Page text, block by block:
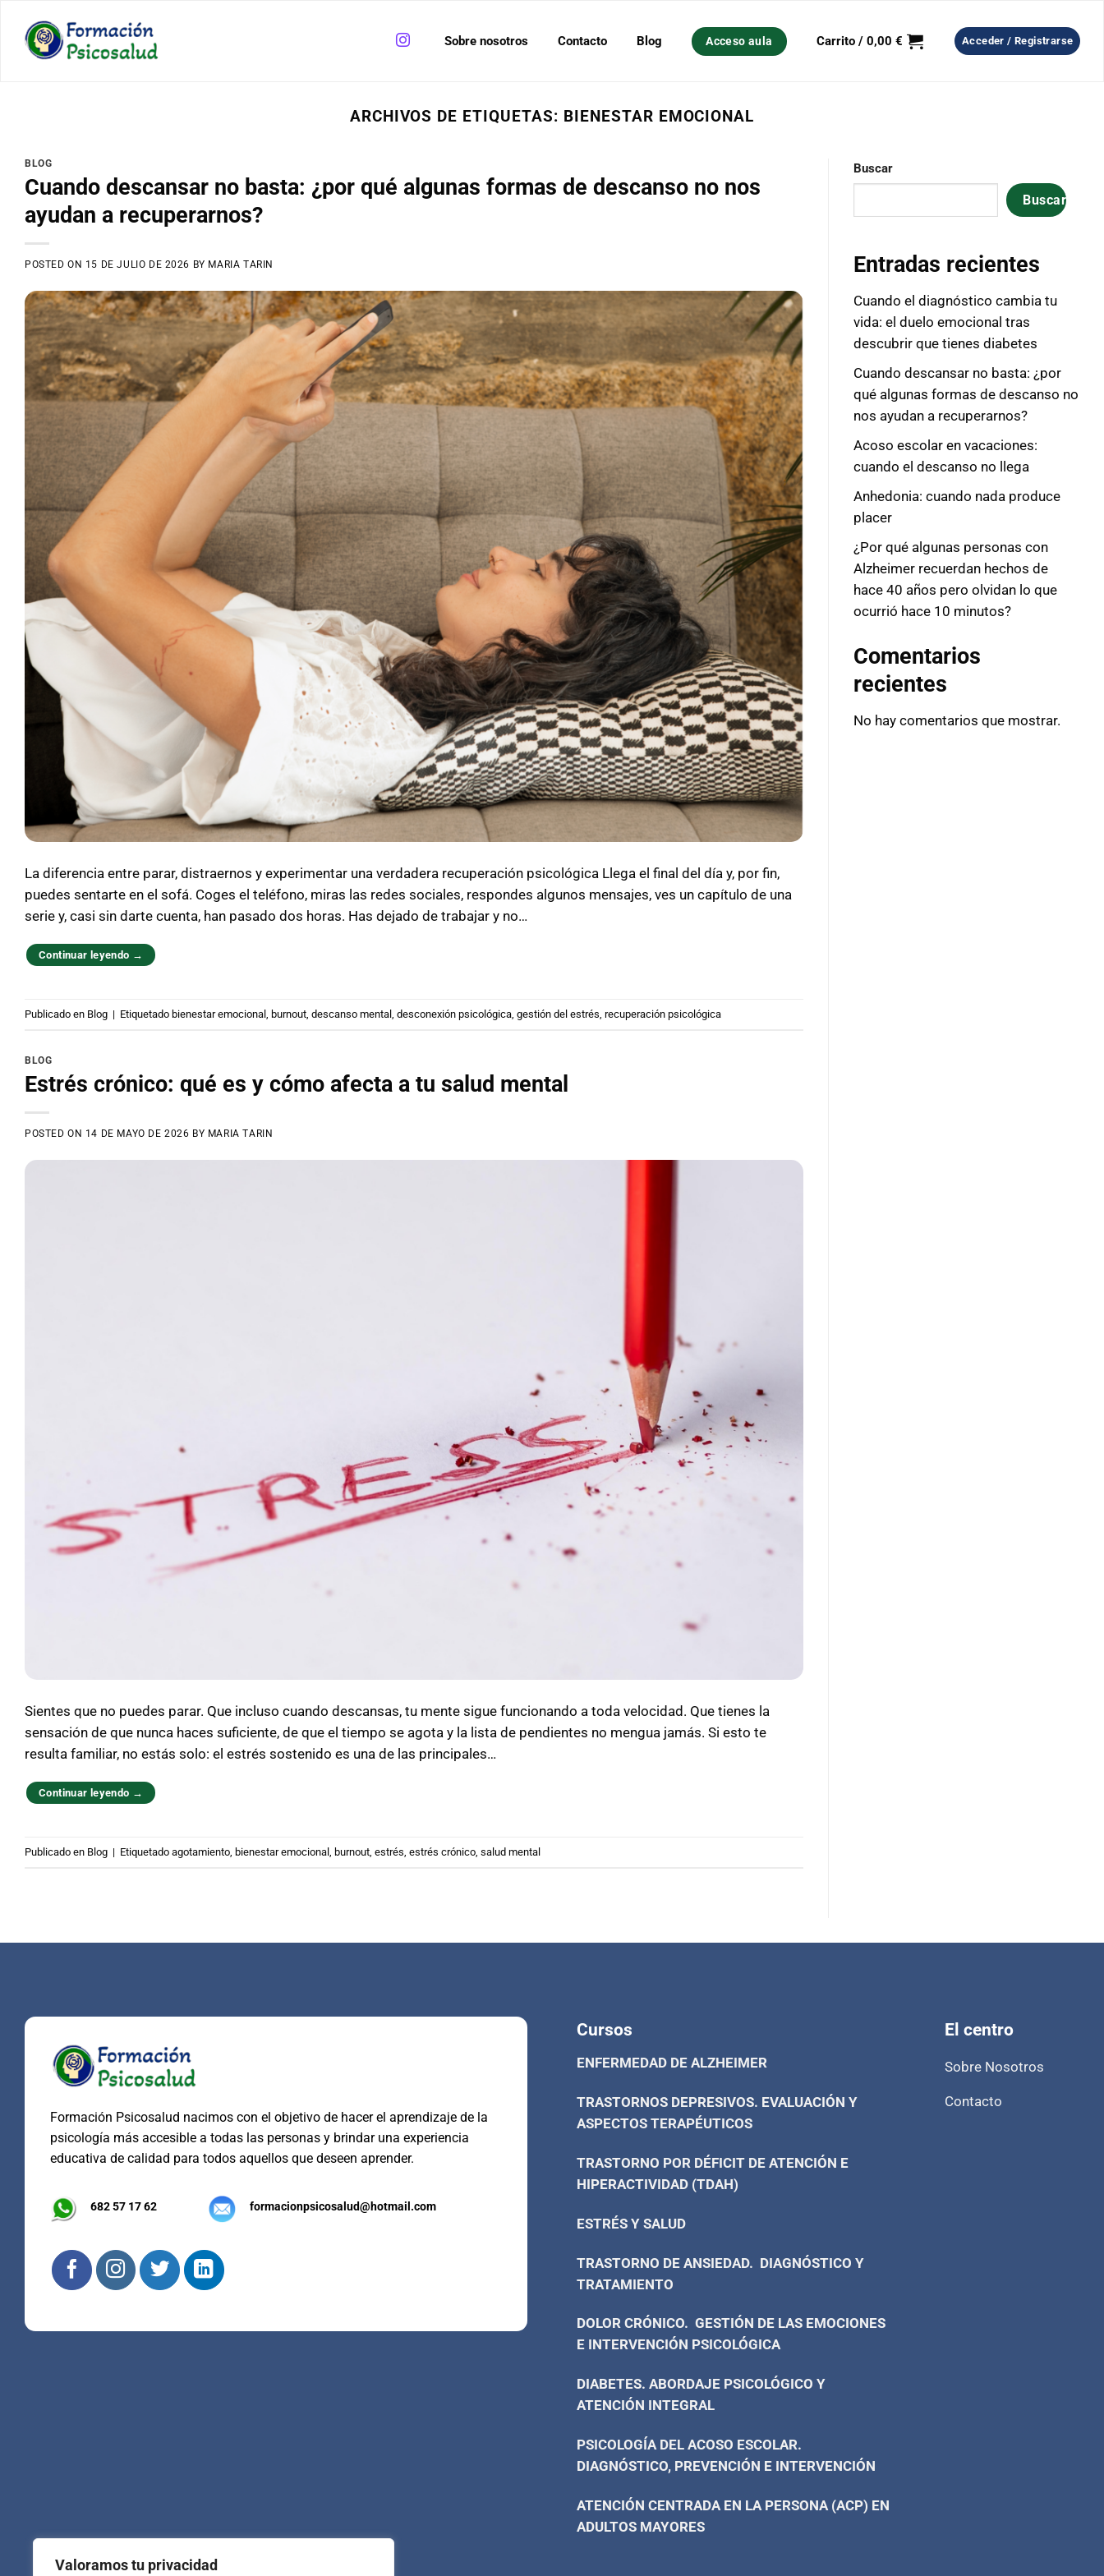
Valoramos tu privacidad
contenido
Sobre nosotros Contacto Blog Acceso aula Carrito /0,00€ Acceder / Registrarse
ARCHIVOS DE ETIQUETAS: BIENESTAR EMOCIONAL
BLOG
Cuando descansar no basta: ¿por qué algunas formas de descanso no nos
ayudan a recuperarnos?
POSTED ON 15 DE JULIO DE 2026 BY MARIA TARIN
La diferencia entre parar, distraernos y experimentar una verdadera recuperación psicológica Llega el final del día y, por fin,
puedes sentarte en el sofá. Coges el teléfono, miras las redes sociales, respondes algunos mensajes, ves un capítulo de una
serie y, casi sin darte cuenta, han pasado dos horas. Has dejado de trabajar y no…
Continuar leyendo →
Publicado en Blog | Etiquetado bienestar emocional burnout descanso mental desconexión psicológica gestión del estrés recuperación psicológica
BLOG
Estrés crónico: qué es y cómo afecta a tu salud mental
POSTED ON 14 DE MAYO DE 2026 BY MARIA TARIN
Sientes que no puedes parar. Que incluso cuando descansas, tu mente sigue funcionando a toda velocidad. Que tienes la
sensación de que nunca haces suficiente, de que el tiempo se agota y la lista de pendientes no mengua jamás. Si esto te
resulta familiar, no estás solo: el estrés sostenido es una de las principales…
Continuar leyendo →
Publicado en Blog | Etiquetado agotamiento bienestar emocional burnout estrés estrés crónico salud mental
Buscar
Buscar
Entradas recientes
Cuando el diagnóstico cambia tu
vida: el duelo emocional tras
descubrir que tienes diabetes
Cuando descansar no basta: ¿por
qué algunas formas de descanso no
nos ayudan a recuperarnos?
Acoso escolar en vacaciones:
cuando el descanso no llega
Anhedonia: cuando nada produce
placer
¿Por qué algunas personas con
Alzheimer recuerdan hechos de
hace 40 años pero olvidan lo que
ocurrió hace 10 minutos?
Comentarios
recientes
No hay comentarios que mostrar.
Formación Psicosalud nacimos con el objetivo de hacer el aprendizaje de la
psicología más accesible a todas las personas y brindar una experiencia
educativa de calidad para todos aquellos que deseen aprender.
682 57 17 62 formacionpsicosalud@hotmail.com
Cursos
ENFERMEDAD DE ALZHEIMER
TRASTORNOS DEPRESIVOS. EVALUACIÓN Y
ASPECTOS TERAPÉUTICOS
TRASTORNO POR DÉFICIT DE ATENCIÓN E
HIPERACTIVIDAD (TDAH)
ESTRÉS Y SALUD
TRASTORNO DE ANSIEDAD. DIAGNÓSTICO Y
TRATAMIENTO
DOLOR CRÓNICO. GESTIÓN DE LAS EMOCIONES
E INTERVENCIÓN PSICOLÓGICA
DIABETES. ABORDAJE PSICOLÓGICO Y
ATENCIÓN INTEGRAL
PSICOLOGÍA DEL ACOSO ESCOLAR.
DIAGNÓSTICO, PREVENCIÓN E INTERVENCIÓN
ATENCIÓN CENTRADA EN LA PERSONA (ACP) EN
ADULTOS MAYORES
El centro
Sobre Nosotros
Contacto